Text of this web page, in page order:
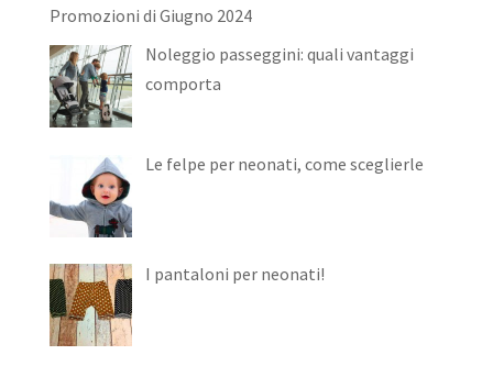
Promozioni di Giugno 2024
Noleggio passeggini: quali vantaggi
comporta
Le felpe per neonati, come sceglierle
I pantaloni per neonati!